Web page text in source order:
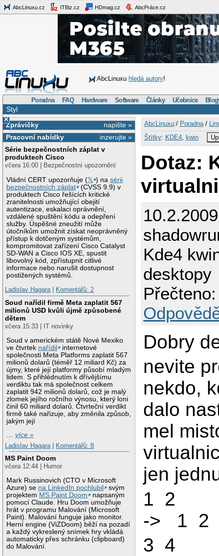
AbcLinuxu.cz ITBiz.cz HDmag.cz AbcPráce.cz
AbcLinuxu hledá autory!
Poradna FAQ Hardware Software Články Učebnice
Styl
×
napište »
Zprávičky
inzerujte »
Pracovní nabídky
Série bezpečnostních záplat v
produktech Cisco
včera 16:00 | Bezpečnostní upozornění
Vládní CERT upozorňuje (𝕏 ) nasérii
bezpečnostních záplat
(CVSS 9.9) v
produktech Cisco řešících kritické
zranitelnosti umožňující obejití
autentizace, eskalaci oprávnění,
vzdálené spuštění kódu a odepření
služby. Úspěšné zneužití může
útočníkům umožnit získat neoprávněný
přístup k dotčeným systémům,
kompromitovat zařízení Cisco Catalyst
SD-WAN a Cisco IOS XE, spustit
libovolný kód, zpřístupnit citlivé
informace nebo narušit dostupnost
postižených systémů.
Ladislav Hagara| Komentářů: 2
Soud nařídil firmě Meta zaplatit 567
milionů USD kvůli újmě způsobené
dětem
včera 15:33 | IT novinky
Soud v americkém státě Nové Mexiko
ve čtvrtek nařídil
internetové
společnosti Meta Platforms zaplatit 567
milionů dolarů (téměř 12 miliard Kč) za
újmy, které její platformy působí mladým
lidem. S přihlédnutím k dřívějšímu
verdiktu tak má společnost celkem
zaplatit 942 milionů dolarů, což je malý
zlomek jejího ročního výnosu, který loni
činil 60 miliard dolarů. Čtvrteční verdikt
firmě také nařizuje, aby změnila způsob,
jakým její
…více »
Ladislav Hagara
Komentářů: 8
MS Paint Doom
včera 12:44 | Humor
Mark Russinovich (CTO v Microsoft
Azure) se na LinkedIn pochlubil
svým
projektem MS Paint Doom
napsaným
pomocí Claude. Hru Doom umožňuje
hrát v programu Malování (Microsoft
Paint). Malování funguje jako monitor.
Herní engine (ViZDoom) běží na pozadí
a každý vykreslený snímek hry vkládá
automaticky přes schránku (clipboard)
do Malování.
AbcLinuxu:/ Poradna/
Štítky: KDE4, kwin
Dotaz:
Kde4
desktopy
Dobry
nevite
nekdo,
dalo
mel
jen
1
-> 1 2
3 4